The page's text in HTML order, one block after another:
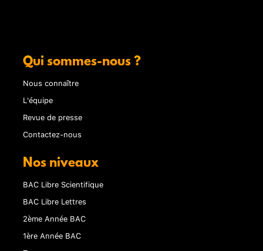
Qui sommes-nous ?
Nous connaître
L'équipe
Revue de presse
Contactez-nous
Nos niveaux
BAC Libre Scientifique
BAC Libre Lettres
2ème Année BAC
1ère Année BAC